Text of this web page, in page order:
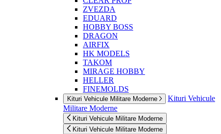
ZVEZDA
EDUARD
HOBBY BOSS
DRAGON
AIRFIX
HK MODELS
TAKOM
MIRAGE HOBBY
HELLER
FINEMOLDS
Kituri Vehicule Militare Moderne
Kituri Vehicule
Militare Moderne
Kituri Vehicule Militare Moderne
Kituri Vehicule Militare Moderne